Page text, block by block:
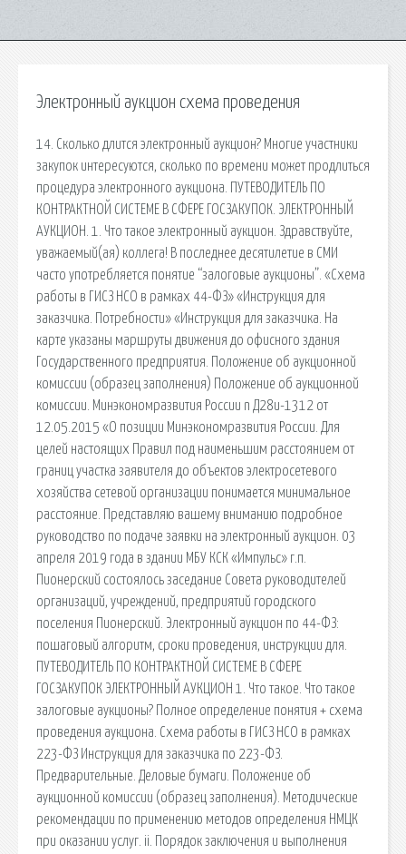
Электронный аукцион схема проведения
14. Сколько длится электронный аукцион? Многие участники
закупок интересуются, сколько по времени может продлиться
процедура электронного аукциона. ПУТЕВОДИТЕЛЬ ПО
КОНТРАКТНОЙ СИСТЕМЕ В СФЕРЕ ГОСЗАКУПОК. ЭЛЕКТРОННЫЙ
АУКЦИОН. 1. Что такое электронный аукцион. Здравствуйте,
уважаемый(ая) коллега! В последнее десятилетие в СМИ
часто употребляется понятие “залоговые аукционы”. «Схема
работы в ГИСЗ НСО в рамках 44-ФЗ» «Инструкция для
заказчика. Потребности» «Инструкция для заказчика. На
карте указаны маршруты движения до офисного здания
Государственного предприятия. Положение об аукционной
комиссии (образец заполнения) Положение об аукционной
комиссии. Минэкономразвития России n Д28и-1312 от
12.05.2015 «О позиции Минэкономразвития России. Для
целей настоящих Правил под наименьшим расстоянием от
границ участка заявителя до объектов электросетевого
хозяйства сетевой организации понимается минимальное
расстояние. Представляю вашему вниманию подробное
руководство по подаче заявки на электронный аукцион. 03
апреля 2019 года в здании МБУ КСК «Импульс» г.п.
Пионерский состоялось заседание Совета руководителей
организаций, учреждений, предприятий городского
поселения Пионерский. Электронный аукцион по 44-ФЗ:
пошаговый алгоритм, сроки проведения, инструкции для.
ПУТЕВОДИТЕЛЬ ПО КОНТРАКТНОЙ СИСТЕМЕ В СФЕРЕ
ГОСЗАКУПОК ЭЛЕКТРОННЫЙ АУКЦИОН 1. Что такое. Что такое
залоговые аукционы? Полное определение понятия + схема
проведения аукциона. Схема работы в ГИСЗ НСО в рамках
223-ФЗ Инструкция для заказчика по 223-ФЗ.
Предварительные. Деловые бумаги. Положение об
аукционной комиссии (образец заполнения). Методические
рекомендации по применению методов определения НМЦК
при оказании услуг. ii. Порядок заключения и выполнения